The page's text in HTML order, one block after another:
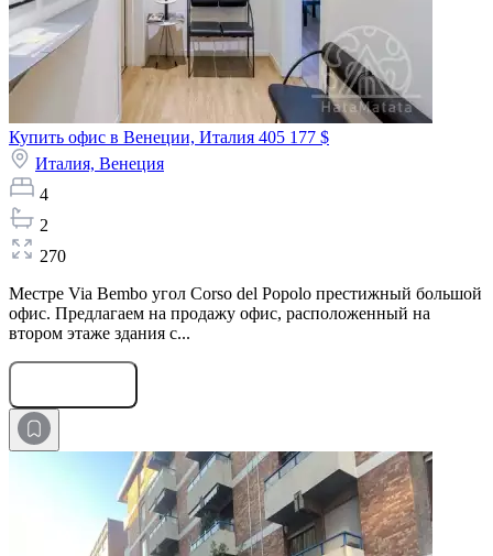
Купить офис в Венеции, Италия 405 177 $
Италия, Венеция
4
2
270
Местре Via Bembo угол Corso del Popolo престижный большой
офис. Предлагаем на продажу офис, расположенный на
втором этаже здания с...